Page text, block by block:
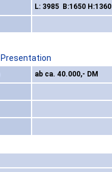
L: 3985 B:1650 H:1360
ab ca. 40.000,- DM